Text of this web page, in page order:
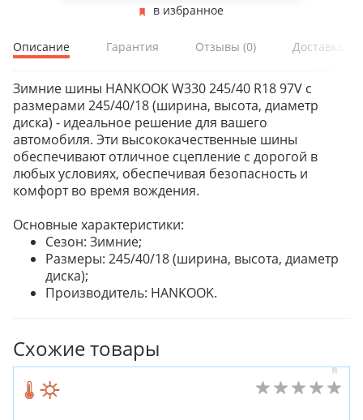
в избранное
Описание Гарантия Отзывы (0) Доставка и
Зимние шины HANKOOK W330 245/40 R18 97V с
размерами 245/40/18 (ширина, высота, диаметр
диска) - идеальное решение для вашего
автомобиля. Эти высококачественные шины
обеспечивают отличное сцепление с дорогой в
любых условиях, обеспечивая безопасность и
комфорт во время вождения.
Основные характеристики:
Сезон: Зимние;
Размеры: 245/40/18 (ширина, высота, диаметр
диска);
Производитель: HANKOOK.
Схожие товары